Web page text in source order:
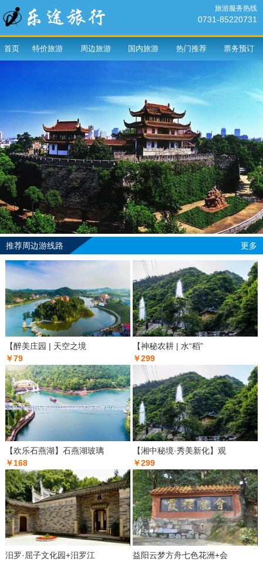
旅游服务热线
0731-85220731
首页 特价旅游 周边旅游 国内旅游 热门推荐 票务预订
推荐周边游线路 更多
【醉美庄园 | 天空之境
￥79
【神秘农耕 | 水“稻”
￥299
【欢乐石燕湖】石燕湖玻璃
￥168
【湘中秘境·秀美新化】观
￥299
汨罗·屈子文化园+汨罗江
益阳云梦方舟七色花洲+会